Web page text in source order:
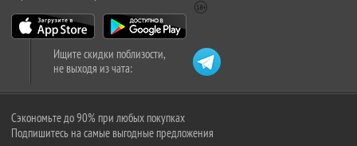
Ищите скидки поблизости,
не выходя из чата:
Сэкономьте до 90% при любых покупках
Подпишитесь на самые выгодные предложения